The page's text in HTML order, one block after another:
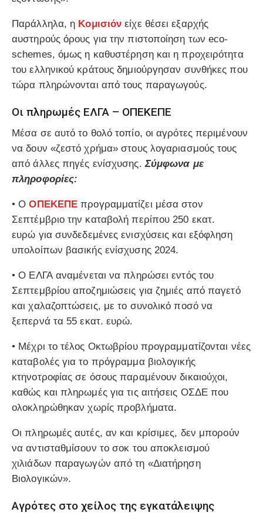
Παράλληλα, η Κομισιόν είχε θέσει εξαρχής
αυστηρούς όρους για την πιστοποίηση των eco-
schemes, όμως η καθυστέρηση και η προχειρότητα
του ελληνικού κράτους δημιούργησαν συνθήκες που
τώρα πληρώνονται από τους παραγωγούς.
Οι πληρωμές ΕΛΓΑ – ΟΠΕΚΕΠΕ
Μέσα σε αυτό το θολό τοπίο, οι αγρότες περιμένουν
να δουν «ζεστό χρήμα» στους λογαριασμούς τους
από άλλες πηγές ενίσχυσης. Σύμφωνα με
πληροφορίες:
• ΟΟΠΕΚΕΠΕ προγραμματίζει μέσα στον
Σεπτέμβριο την καταβολή περίπου250 εκατ.
ευρώ για συνδεδεμένες ενισχύσεις και εξόφληση
υπολοίπων βασικής ενίσχυσης 2024.
• Ο ΕΛΓΑαναμένεται να πληρώσει εντός του
Σεπτεμβρίου αποζημιώσεις για ζημιές από παγετό
και χαλαζοπτώσεις, με το συνολικό ποσό να
ξεπερνά τα 55 εκατ. ευρώ.
• Μέχρι το τέλος Οκτωβρίου προγραμματίζονται νέες
καταβολές για το πρόγραμμα βιολογικής
κτηνοτροφίας σε όσους παραμένουν δικαιούχοι,
καθώς και πληρωμές για τις αιτήσεις ΟΣΔΕ που
ολοκληρώθηκαν χωρίς προβλήματα.
Οι πληρωμές αυτές, αν και κρίσιμες, δεν μπορούν
να αντισταθμίσουν το σοκ του αποκλεισμού
χιλιάδων παραγωγών από τη «Διατήρηση
Βιολογικών».
Αγρότες στο χείλος της εγκατάλειψης